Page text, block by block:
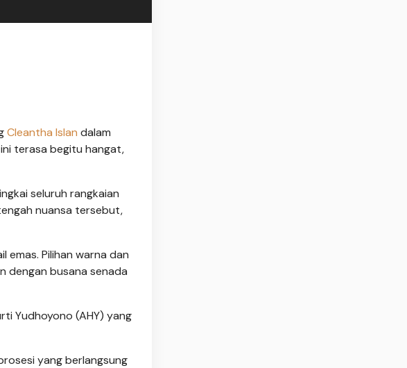
Cleantha Islan dalam
terasa begitu hangat,
seluruh rangkaian
nuansa tersebut,
Pilihan warna dan
dengan busana senada
Yudhoyono (AHY) yang
yang berlangsung